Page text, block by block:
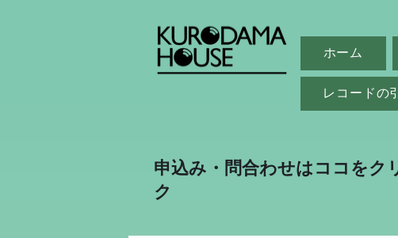
ホーム
レコードの
申込み・問合わせはココをク
ク